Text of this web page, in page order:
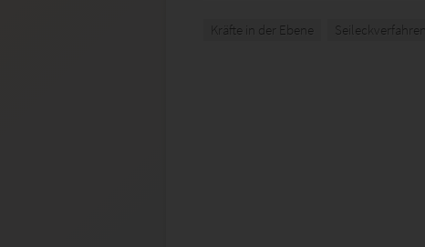
Kräfte in der Ebene Seileckverfahren